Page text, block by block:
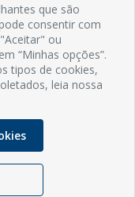
S/N - Centro
- RN
8h às 12h
que são
consentir com
ou
“Minhas opções”.
tipos de cookies,
leia nossa